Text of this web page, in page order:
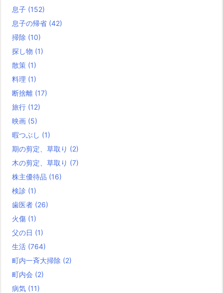
息子 (152)
息子の帰省 (42)
掃除 (10)
探し物 (1)
散策 (1)
料理 (1)
断捨離 (17)
旅行 (12)
映画 (5)
暇つぶし (1)
期の剪定、草取り (2)
木の剪定、草取り (7)
株主優待品 (16)
検診 (1)
歯医者 (26)
火傷 (1)
父の日 (1)
生活 (764)
町内一斉大掃除 (2)
町内会 (2)
病気 (11)